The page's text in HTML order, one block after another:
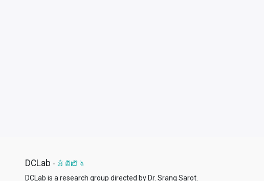
DCLab - អំពីយើង
DCLab is a research group directed by Dr. Srang Sarot.